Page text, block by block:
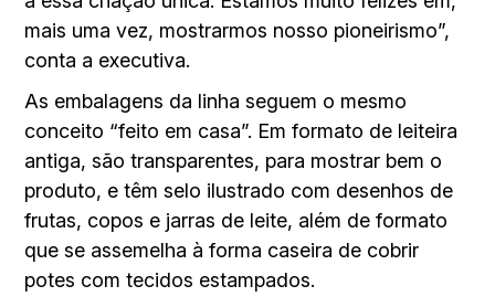
mais uma vez, mostrarmos nosso pioneirismo”,
conta a executiva.
As embalagens da linha seguem o mesmo
conceito “feito em casa”. Em formato de leiteira
antiga, são transparentes, para mostrar bem o
produto, e têm selo ilustrado com desenhos de
frutas, copos e jarras de leite, além de formato
que se assemelha à forma caseira de cobrir
potes com tecidos estampados.